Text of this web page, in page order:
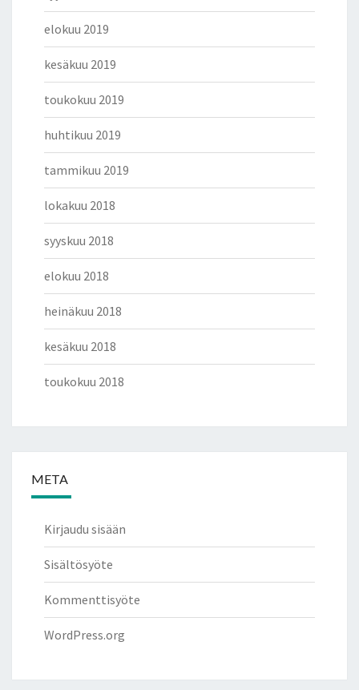
elokuu 2019
kesäkuu 2019
toukokuu 2019
huhtikuu 2019
tammikuu 2019
lokakuu 2018
syyskuu 2018
elokuu 2018
heinäkuu 2018
kesäkuu 2018
toukokuu 2018
META
Kirjaudu sisään
Sisältösyöte
Kommenttisyöte
WordPress.org